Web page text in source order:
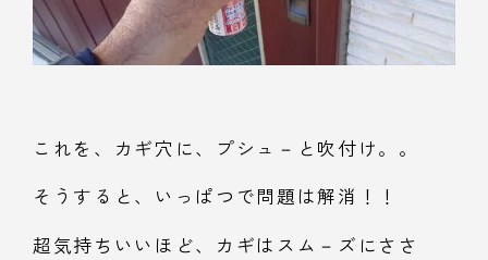
これを、カギ穴に、プシュ－と吹付け。。
そうすると、いっぱつで問題は解消！！
超気持ちいいほど、カギはスム－ズにささ